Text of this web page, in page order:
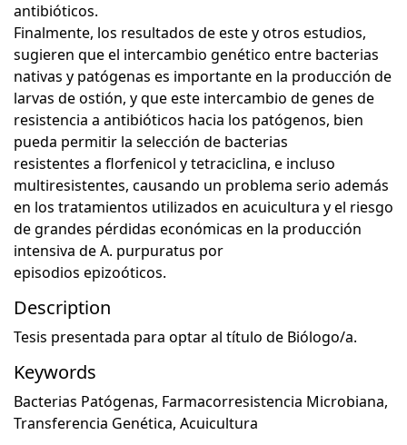
antibióticos.
Finalmente, los resultados de este y otros estudios,
sugieren que el intercambio genético entre bacterias
nativas y patógenas es importante en la producción de
larvas de ostión, y que este intercambio de genes de
resistencia a antibióticos hacia los patógenos, bien
pueda permitir la selección de bacterias
resistentes a florfenicol y tetraciclina, e incluso
multiresistentes, causando un problema serio además
en los tratamientos utilizados en acuicultura y el riesgo
de grandes pérdidas económicas en la producción
intensiva de A. purpuratus por
episodios epizoóticos.
Description
Tesis presentada para optar al título de Biólogo/a.
Keywords
Bacterias Patógenas, Farmacorresistencia Microbiana,
Transferencia Genética, Acuicultura